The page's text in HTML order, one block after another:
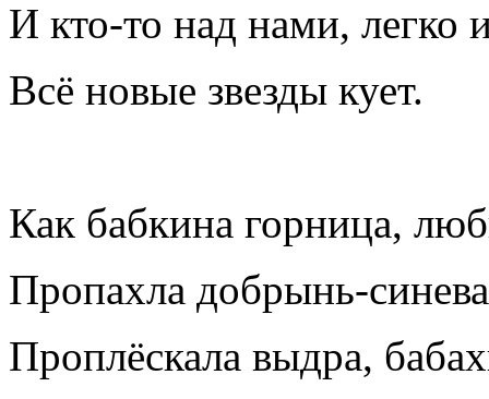
И кто-то над нами, легко
Всё новые звезды кует.
Как бабкина горница,
Пропахла добрынь-
Проплёскала выдра,